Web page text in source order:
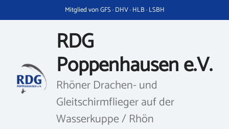
Inhalt
Mitglied von GFS · DHV · HLB · LSBH
RDG
Poppenhausen e.V.
Rhöner Drachen- und
Gleitschirmflieger auf der
Wasserkuppe / Rhön